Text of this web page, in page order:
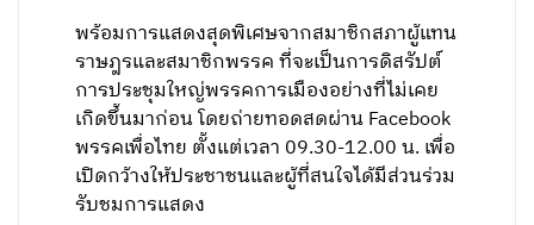
พร้อมการแสดงสุดพิเศษจากสมาชิกสภาผู้แทน
ราษฎรและสมาชิกพรรค ที่จะเป็นการดิสรัปต์
การประชุมใหญ่พรรคการเมืองอย่างที่ไม่เคย
เกิดขึ้นมาก่อน โดยถ่ายทอดสดผ่าน Facebook
พรรคเพื่อไทย ตั้งแต่เวลา 09.30-12.00 น. เพื่อ
เปิดกว้างให้ประชาชนและผู้ที่สนใจได้มีส่วนร่วม
รับชมการแสดง